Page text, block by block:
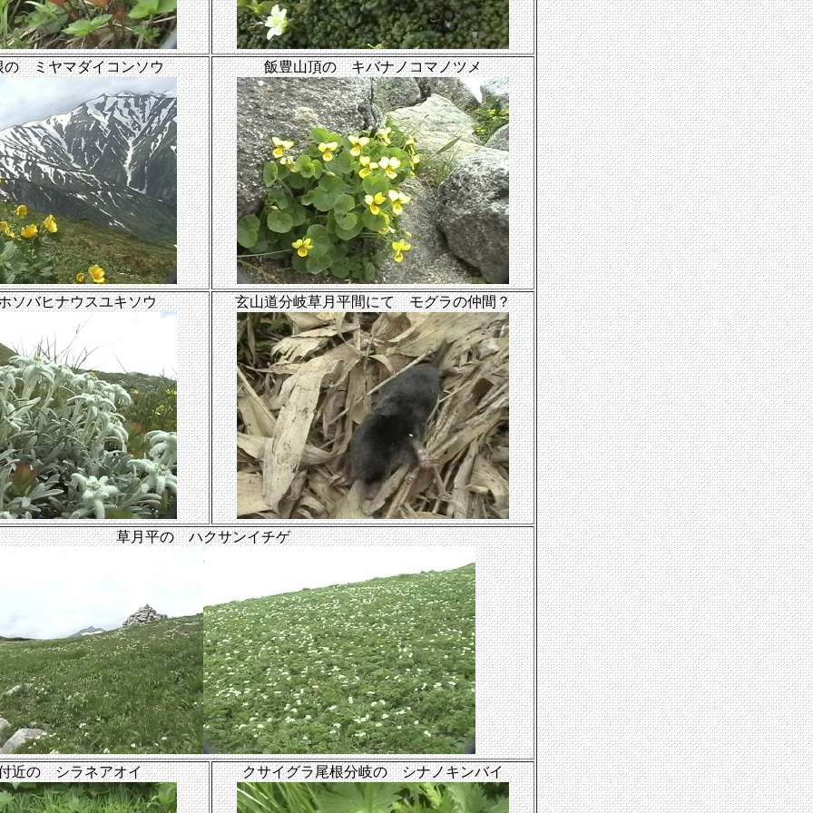
の ミヤマダイコンソウ 飯豊山頂の キバナノコマノツメ
ソバヒナウスユキソウ 玄山道分岐草月平間にて モグラの仲間？
草月平の ハクサンイチゲ
近の シラネアオイ クサイグラ尾根分岐の シナノキンバイ